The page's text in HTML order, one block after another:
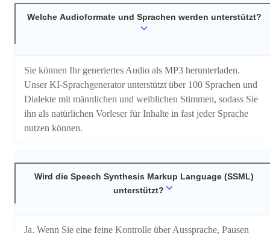
Welche Audioformate und Sprachen werden unterstützt?
Sie können Ihr generiertes Audio als MP3 herunterladen.
Unser KI-Sprachgenerator unterstützt über 100 Sprachen und
Dialekte mit männlichen und weiblichen Stimmen, sodass Sie
ihn als natürlichen Vorleser für Inhalte in fast jeder Sprache
nutzen können.
Wird die Speech Synthesis Markup Language (SSML)
unterstützt?
Ja. Wenn Sie eine feine Kontrolle über Aussprache, Pausen